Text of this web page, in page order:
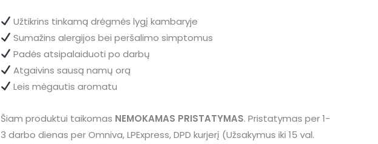
Užtikrins tinkamą drėgmės lygį kambaryje
Sumažins alergijos bei peršalimo simptomus
Padės atsipalaiduoti po darbų
Atgaivins sausą namų orą
Leis mėgautis aromatu
Šiam produktui taikomas NEMOKAMAS PRISTATYMAS. Pristatymas per 1-
3 darbo dienas per Omniva, LPExpress, DPD kurjerį (Užsakymus iki 15 val.